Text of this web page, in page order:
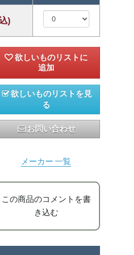
)
欲しいものリストを見
る
お問い合わせ
メーカー 一覧
この商品のコメントを書
き込む